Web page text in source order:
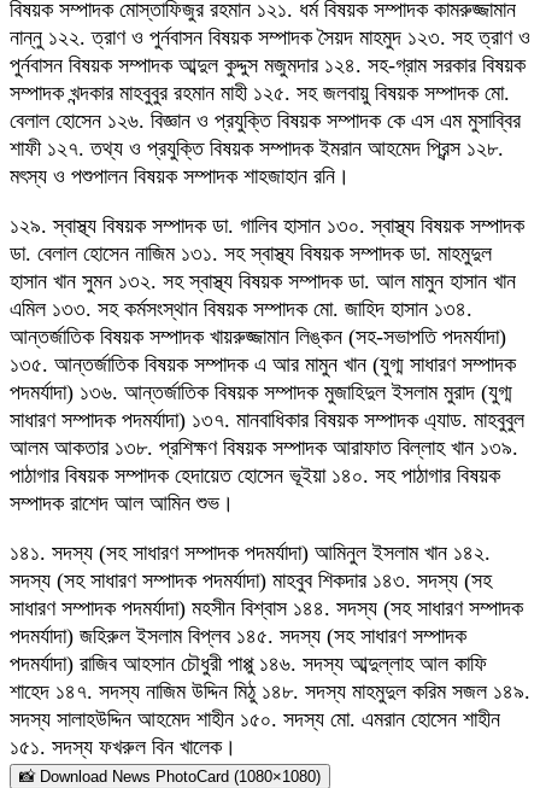
বিষয়ক সম্পাদক মোস্তাফিজুর রহমান ১২১. ধর্ম বিষয়ক সম্পাদক কামরুজ্জামান
নান্নু ১২২. ত্রাণ ও পুর্নবাসন বিষয়ক সম্পাদক সৈয়দ মাহমুদ ১২৩. সহ ত্রাণ ও
পুর্নবাসন বিষয়ক সম্পাদক আব্দুল কুদ্দুস মজুমদার ১২৪. সহ-গ্রাম সরকার বিষয়ক
সম্পাদক খন্দকার মাহবুবুর রহমান মাহী ১২৫. সহ জলবায়ু বিষয়ক সম্পাদক মো.
বেলাল হোসেন ১২৬. বিজ্ঞান ও প্রযুক্তি বিষয়ক সম্পাদক কে এস এম মুসাব্বির
শাফী ১২৭. তথ্য ও প্রযুক্তি বিষয়ক সম্পাদক ইমরান আহমেদ প্রিন্স ১২৮.
মৎস্য ও পশুপালন বিষয়ক সম্পাদক শাহজাহান রনি।
১২৯. স্বাস্থ্য বিষয়ক সম্পাদক ডা. গালিব হাসান ১৩০. স্বাস্থ্য বিষয়ক সম্পাদক
ডা. বেলাল হোসেন নাজিম ১৩১. সহ স্বাস্থ্য বিষয়ক সম্পাদক ডা. মাহমুদুল
হাসান খান সুমন ১৩২. সহ স্বাস্থ্য বিষয়ক সম্পাদক ডা. আল মামুন হাসান খান
এমিল ১৩৩. সহ কর্মসংস্থান বিষয়ক সম্পাদক মো. জাহিদ হাসান ১৩৪.
আন্তর্জাতিক বিষয়ক সম্পাদক খায়রুজ্জামান লিঙ্কন (সহ-সভাপতি পদমর্যাদা)
১৩৫. আন্তর্জাতিক বিষয়ক সম্পাদক এ আর মামুন খান (যুগ্ম সাধারণ সম্পাদক
পদমর্যাদা) ১৩৬. আন্তর্জাতিক বিষয়ক সম্পাদক মুজাহিদুল ইসলাম মুরাদ (যুগ্ম
সাধারণ সম্পাদক পদমর্যাদা) ১৩৭. মানবাধিকার বিষয়ক সম্পাদক এ্যাড. মাহবুবুল
আলম আকতার ১৩৮. প্রশিক্ষণ বিষয়ক সম্পাদক আরাফাত বিল্লাহ খান ১৩৯.
পাঠাগার বিষয়ক সম্পাদক হেদায়েত হোসেন ভূইয়া ১৪০. সহ পাঠাগার বিষয়ক
সম্পাদক রাশেদ আল আমিন শুভ।
১৪১. সদস্য (সহ সাধারণ সম্পাদক পদমর্যাদা) আমিনুল ইসলাম খান ১৪২.
সদস্য (সহ সাধারণ সম্পাদক পদমর্যাদা) মাহবুব শিকদার ১৪৩. সদস্য (সহ
সাধারণ সম্পাদক পদমর্যাদা) মহসীন বিশ্বাস ১৪৪. সদস্য (সহ সাধারণ সম্পাদক
পদমর্যাদা) জহিরুল ইসলাম বিপ্লব ১৪৫. সদস্য (সহ সাধারণ সম্পাদক
পদমর্যাদা) রাজিব আহসান চৌধুরী পাপ্পু ১৪৬. সদস্য আব্দুল্লাহ আল কাফি
শাহেদ ১৪৭. সদস্য নাজিম উদ্দিন মিঠু ১৪৮. সদস্য মাহমুদুল করিম সজল ১৪৯.
সদস্য সালাহউদ্দিন আহমেদ শাহীন ১৫০. সদস্য মো. এমরান হোসেন শাহীন
১৫১. সদস্য ফখরুল বিন খালেক।
📸 Download News PhotoCard (1080×1080)